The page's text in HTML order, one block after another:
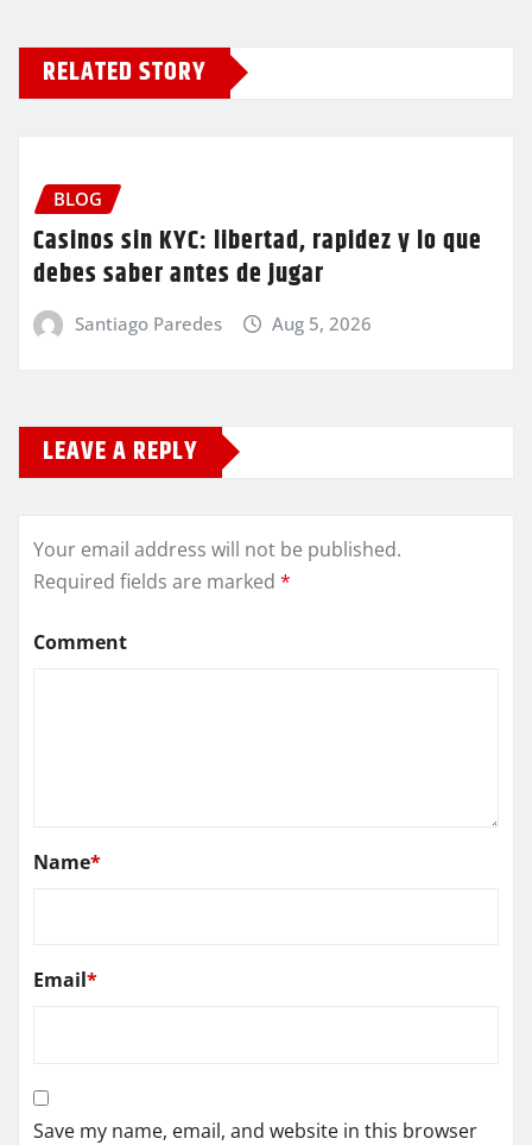
RELATED STORY
BLOG
Casinos sin KYC: libertad, rapidez y lo que
debes saber antes de jugar
Santiago Paredes Aug 5, 2026
LEAVE A REPLY
Your email address will not be published.
Required fields are marked *
Comment
Name*
Email*
Save my name, email, and website in this browser